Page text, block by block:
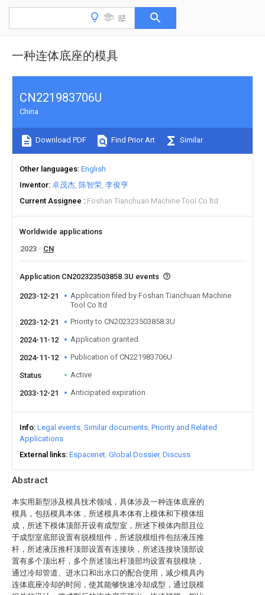
一种连体底座的模具
Abstract
本实用新型涉及模具技术领域，具体涉及一种连体底座的
模具，包括模具本体，所述模具本体有上模体和下模体组
成，所述下模体顶部开设有成型室，所述下模体内部且位
于成型室底部设置有脱模组件，所述脱模组件包括液压推
杆，所述液压推杆顶部设置有连接块，所述连接块顶部设
置有多个顶出杆，多个所述顶出杆顶部均设置有脱模块，
通过冷却管道、进水口和出水口的配合使用，减少模具内
连体底座冷却的时间，使其能够快速冷却成型，通过脱模
CN221983706U
China
Download PDF Find Prior Art Similar
Other languages English
Inventor 卓茂杰 陈智荣 李俊亨
Current Assignee
Foshan Tianchuan Machine Tool Co ltd
Worldwide applications
2023
CN
Application CN202323503858.3U events
2023-12-21
Application filed by Foshan Tianchuan Machine
Tool Co ltd
2023-12-21
Priority to CN202323503858.3U
2024-11-12 Application granted
2024-11-12 Publication of CN221983706U
Status Active
2033-12-21 Anticipated expiration
Info Legal events Similar documents Priority and Related
Applications
External links Espacenet Global Dossier Discuss